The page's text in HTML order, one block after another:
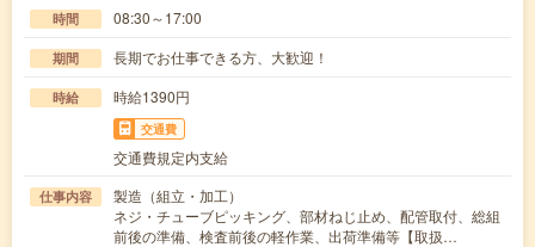
時間 08:30～17:00
期間 長期でお仕事できる方、大歓迎！
時給 時給1390円
交通費
交通費規定内支給
仕事内容
製造（組立・加工）
ネジ・チューブピッキング、部材ねじ止め、配管取付、総組
前後の準備、検査前後の軽作業、出荷準備等【取扱…